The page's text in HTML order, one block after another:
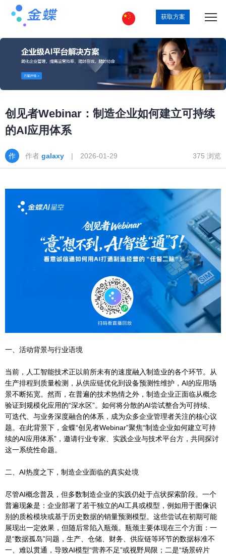
获取方案
创见者Webinar：制造企业如何建立可持续
的AI应用体系
作者 galaxy | 2026-01-29 375 浏览
一、活动背景与行业语境
当前，人工智能技术正以前所未有的速度融入制造业的各个环节。从
生产排程到质量检测，从供应链优化到设备预测性维护，AI的应用场
景不断拓宽。然而，在普遍的技术热情之外，制造企业正面临从概念
验证到规模化应用的“深水区”。如何将分散的AI尝试整合为可持续、
可迭代、与业务深度融合的体系，成为众多企业管理者关注的核心议
题。在此背景下，金蝶“创见者Webinar”聚焦“制造企业如何建立可持
续的AI应用体系”，邀请行业专家、实践企业与技术平台方，共同探讨
这一系统性命题。
二、AI热度之下，制造企业面临的真实处境
尽管AI概念普及，但多数制造企业的实践仍处于点状探索阶段。一个
普遍现象是：企业部署了若干独立的AI工具或模型，例如用于图像识
别的质检模块或基于历史数据的销量预测模型。这些尝试在初期可能
展现出一定效果，但随后常陷入瓶颈。瓶颈主要体现在三个方面：一
是“数据孤岛”问题，生产、仓储、财务、供应链等环节的数据标准不
一、难以贯通，导致AI模型“营养不足”或视野局限；二是“场景碎片